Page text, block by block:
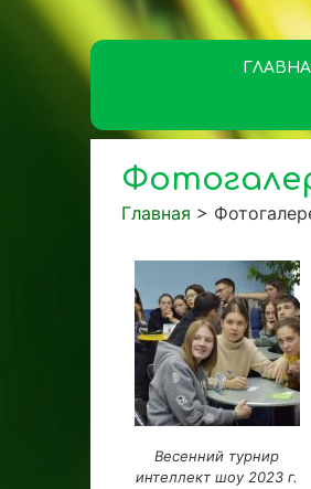
Главная >
Весенний турнир
интеллект шоу 2023 г.